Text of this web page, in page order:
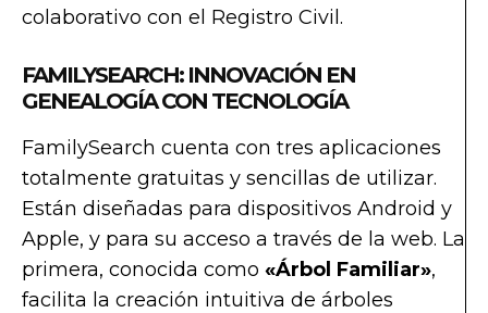
colaborativo con el Registro Civil.
FAMILYSEARCH: INNOVACIÓN EN
GENEALOGÍA CON TECNOLOGÍA
FamilySearch cuenta con tres aplicaciones
totalmente gratuitas y sencillas de utilizar.
Están diseñadas para dispositivos Android y
Apple, y para su acceso a través de la web. La
primera, conocida como «Árbol Familiar»,
facilita la creación intuitiva de árboles